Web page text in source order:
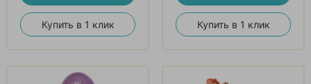
Купить в 1 клик Купить в 1 клик